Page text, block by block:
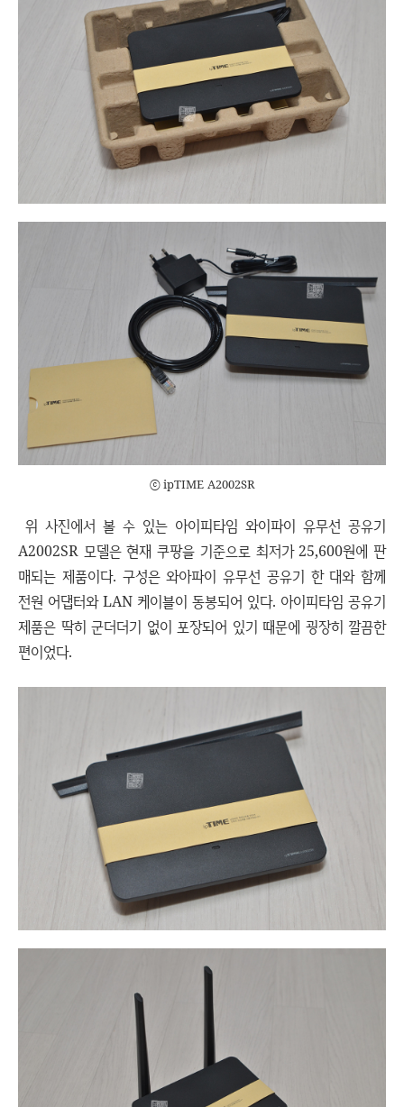
ⓒ ipTIME A2002SR
위 사진에서 볼 수 있는 아이피타임 와이파이 유무선 공유기
A2002SR 모델은 현재 쿠팡을 기준으로 최저가 25,600원에 판
매되는 제품이다. 구성은 와아파이 유무선 공유기 한 대와 함께
전원 어댑터와 LAN 케이블이 동봉되어 있다. 아이피타임 공유기
제품은 딱히 군더더기 없이 포장되어 있기 때문에 굉장히 깔끔한
편이었다.